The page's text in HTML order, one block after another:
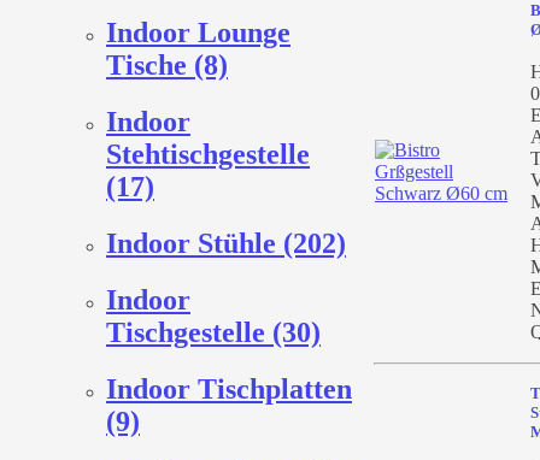
Indoor Lounge
Tische (8)
Indoor
Stehtischgestelle
(17)
Indoor Stühle (202)
Indoor
Tischgestelle (30)
Indoor Tischplatten
(9)